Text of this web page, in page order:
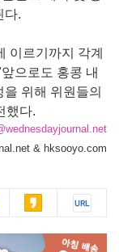
다.
이르기까지 각계
으로도 홍콩 내
위해 위원들의
했다.
& hksooyo.com